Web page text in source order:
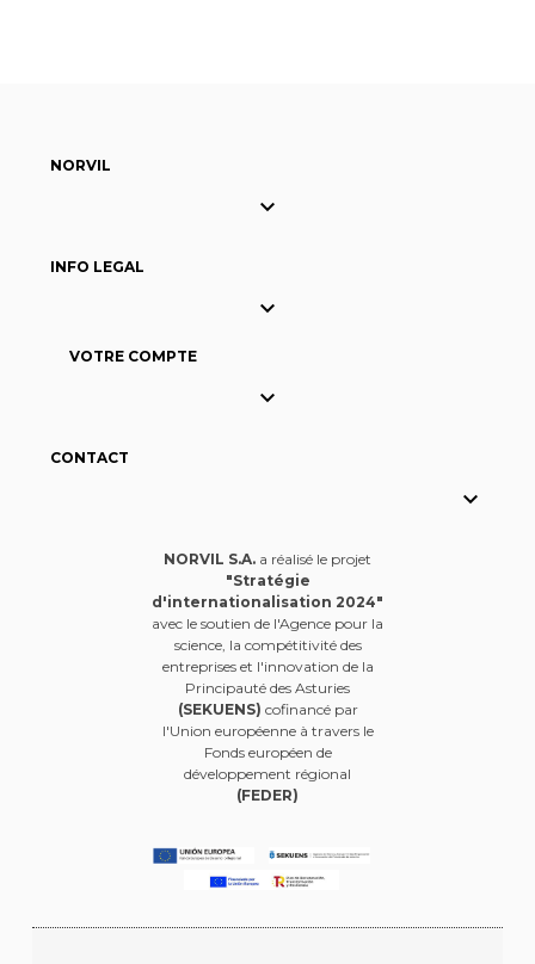
NORVIL

INFO LEGAL

VOTRE COMPTE

CONTACT

NORVIL S.A. a réalisé le projet
"Stratégie
d'internationalisation 2024"
avec le soutien de l'Agence pour la
science, la compétitivité des
entreprises et l'innovation de la
Principauté des Asturies
(SEKUENS) cofinancé par
l'Union européenne à travers le
Fonds européen de
développement régional
(FEDER)